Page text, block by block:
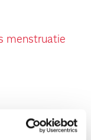
menstruatie